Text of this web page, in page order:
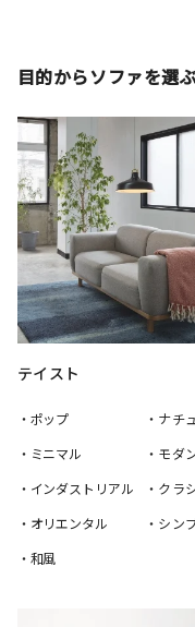
目的からソファを選
テイスト
・ポップ
・ミニマル
・インダストリアル
・オリエンタル
・和風
・ナチ
・モダ
・クラ
・シン